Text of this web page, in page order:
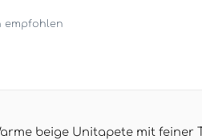
empfohlen
beige Unitapete mit